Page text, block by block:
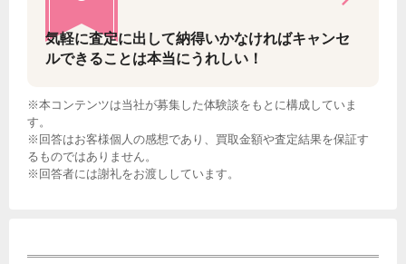
気軽に査定に出して納得いかなければキャンセ
ルできることは本当にうれしい！
※本コンテンツは当社が募集した体験談をもとに構成していま
す。
※回答はお客様個人の感想であり、買取金額や査定結果を保証す
るものではありません。
※回答者には謝礼をお渡ししています。